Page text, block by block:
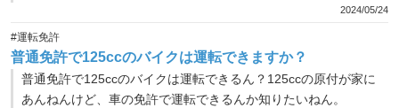
2024/05/24
#運転免許
普通免許で125ccのバイクは運転できますか？
普通免許で125ccのバイクは運転できるん？125ccの原付が家に
あんねんけど、車の免許で運転できるんか知りたいねん。